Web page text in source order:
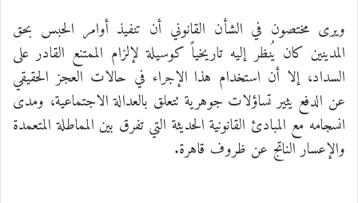
ويرى مختصون في الشأن القانوني أن تنفيذ أوامر الحبس بحق
المدينين كان يُنظر إليه تاريخياً كوسيلة لإلزام الممتنع القادر على
السداد، إلا أن استخدام هذا الإجراء في حالات العجز الحقيقي
عن الدفع يثير تساؤلات جوهرية تتعلق بالعدالة الاجتماعية، ومدى
انسجامه مع المبادئ القانونية الحديثة التي تفرق بين المماطلة المتعمدة
والإعسار الناتج عن ظروف قاهرة.